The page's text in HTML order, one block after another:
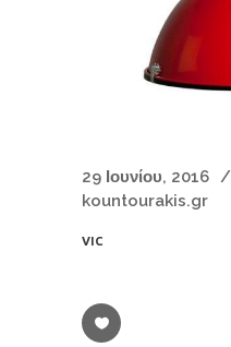
29 Ιουνίου, 2016
kountourakis.gr
VIC